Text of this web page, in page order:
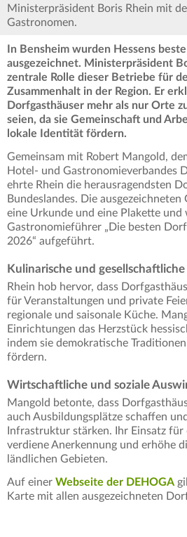
Ministerpräsident Boris Rhein mit
Gastronomen.
In Bensheim wurden Hessens
ausgezeichnet. Ministerpräsident
zentrale Rolle dieser Betriebe für
Zusammenhalt in der Region. Er
Dorfgasthäuser mehr als nur Orte
seien, da sie Gemeinschaft und
lokale Identität fördern.
Gemeinsam mit Robert Mangold,
Hotel- und Gastronomieverbandes
ehrte Rhein die herausragendsten
Bundeslandes. Die
eine Urkunde und eine Plakette und
Gastronomieführer „Die besten
2026“ aufgeführt.
Kulinarische und gesellschaftliche
Rhein hob hervor, dass
für Veranstaltungen und private
regionale und saisonale Küche.
Einrichtungen das Herzstück
indem sie demokratische
fördern.
Wirtschaftliche und soziale
Mangold betonte, dass
auch Ausbildungsplätze schaffen
Infrastruktur stärken. Ihr Einsatz für
verdiene Anerkennung und erhöhe
ländlichen Gebieten.
Auf einer Webseite der DEHOGA
Karte mit allen ausgezeichneten